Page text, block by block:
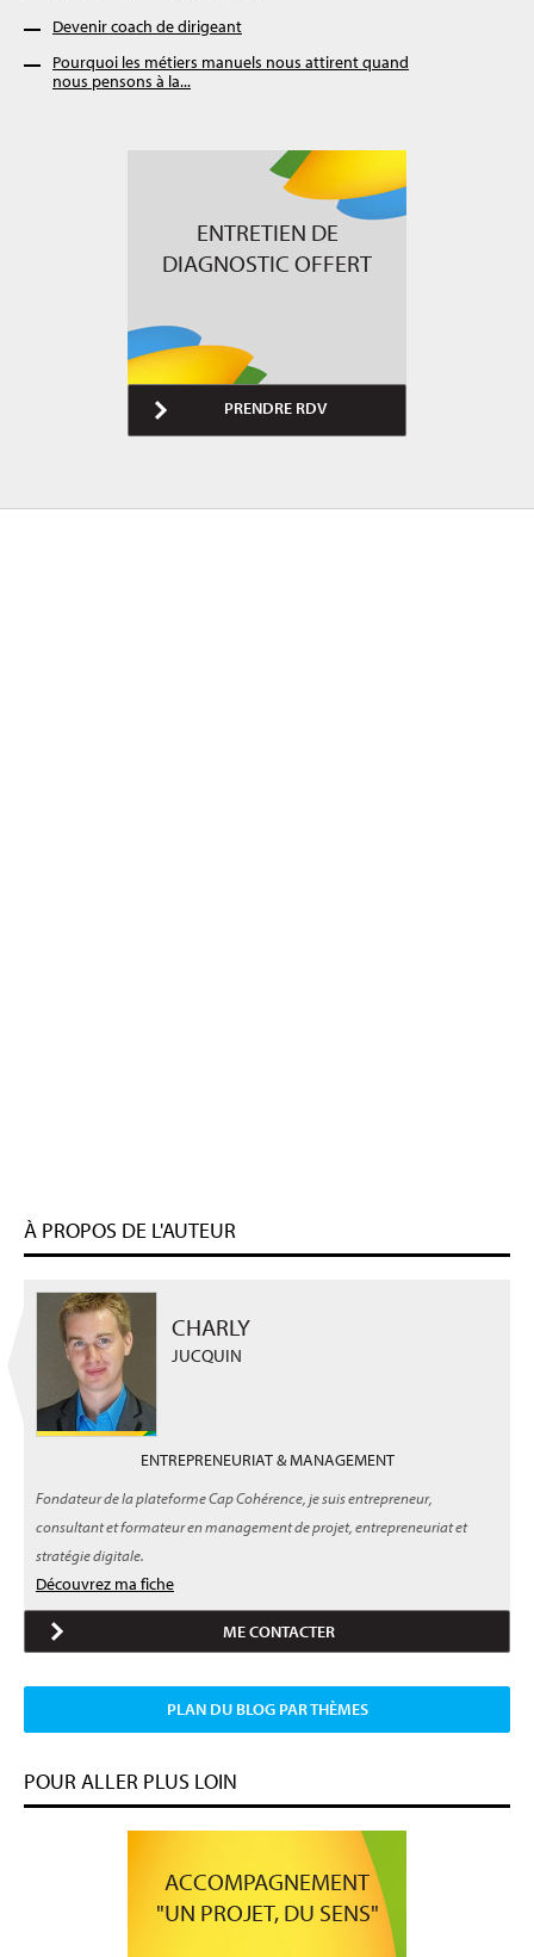
Devenir coach de dirigeant
Pourquoi les métiers manuels nous attirent quand
nous pensons à la...
ENTRETIEN DE
DIAGNOSTIC OFFERT
PRENDRE RDV
À PROPOS DE L'AUTEUR
CHARLY
JUCQUIN
ENTREPRENEURIAT & MANAGEMENT
Fondateur de la plateforme Cap Cohérence, je suis entrepreneur,
consultant et formateur en management de projet, entrepreneuriat et
stratégie digitale.
Découvrez ma fiche
ME CONTACTER
PLAN DU BLOG PAR THÈMES
POUR ALLER PLUS LOIN
ACCOMPAGNEMENT
"UN PROJET, DU SENS"